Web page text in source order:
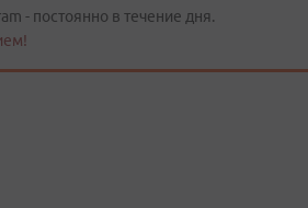
- постоянно в течение дня.